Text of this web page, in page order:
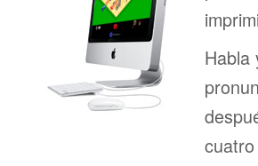
Habla